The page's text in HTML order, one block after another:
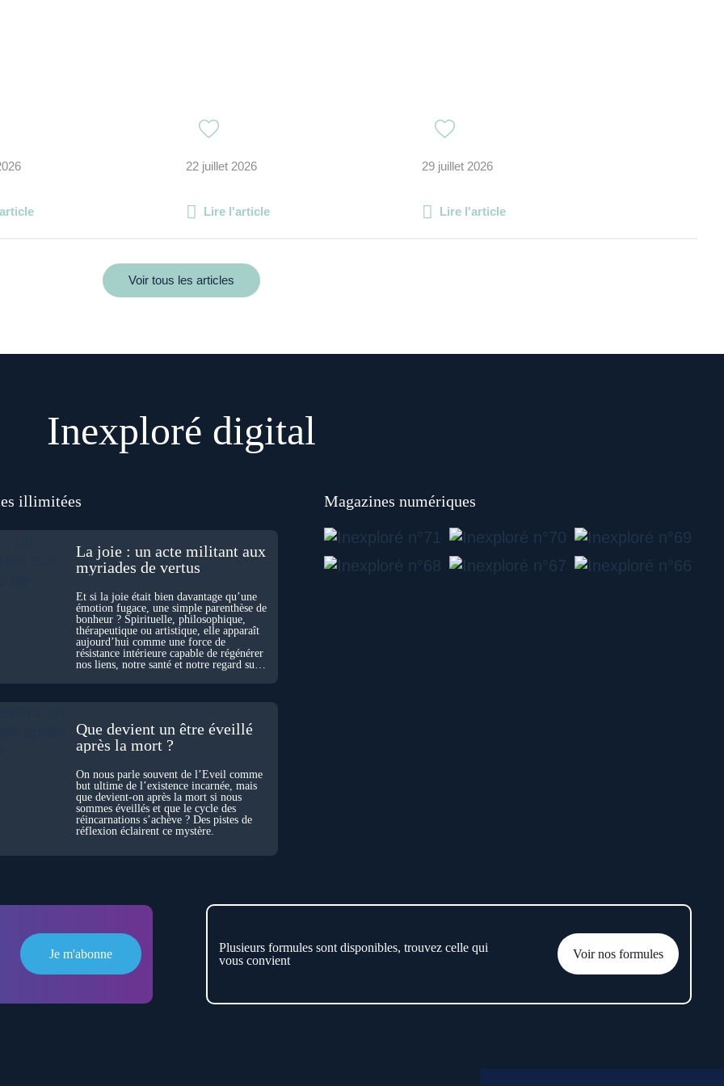
22 juillet 2026
Lire l'article
29 juillet 2026
Lire l'article
Voir tous les articles
Inexploré digital
illimitées
La joie : un acte militant aux
myriades de vertus
Et si la joie était bien davantage qu’une
émotion fugace, une simple parenthèse de
bonheur ? Spirituelle, philosophique,
thérapeutique ou artistique, elle apparaît
aujourd’hui comme une force de
résistance intérieure capable de régénérer
nos liens, notre santé et notre regard sur
Que devient un être éveillé
après la mort ?
On nous parle souvent de l’Éveil comme
but ultime de l’existence incarnée, mais
que devient-on après la mort si nous
sommes éveillés et que le cycle des
réincarnations s’achève ? Des pistes de
réflexion éclairent ce mystère.
Magazines numériques
Je m'abonne
Plusieurs formules sont disponibles, trouvez celle qui
vous convient
Voir nos formules